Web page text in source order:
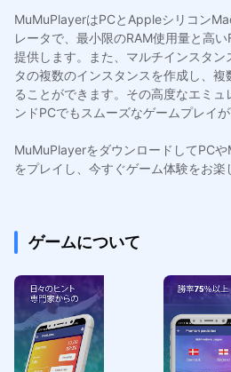
MuMuPlayerはPCとAppleシリコン
レータで、最小限のRAM使用量と高
提供します。また、マルチインスタ
タの複数のインスタンスを作成し、
ることができます。その高度なエミ
ンドPCでもスムーズなゲームプレイが
MuMuPlayerをダウンロードしてPC
をプレイし、今すぐゲーム体験をお楽
ゲームについて